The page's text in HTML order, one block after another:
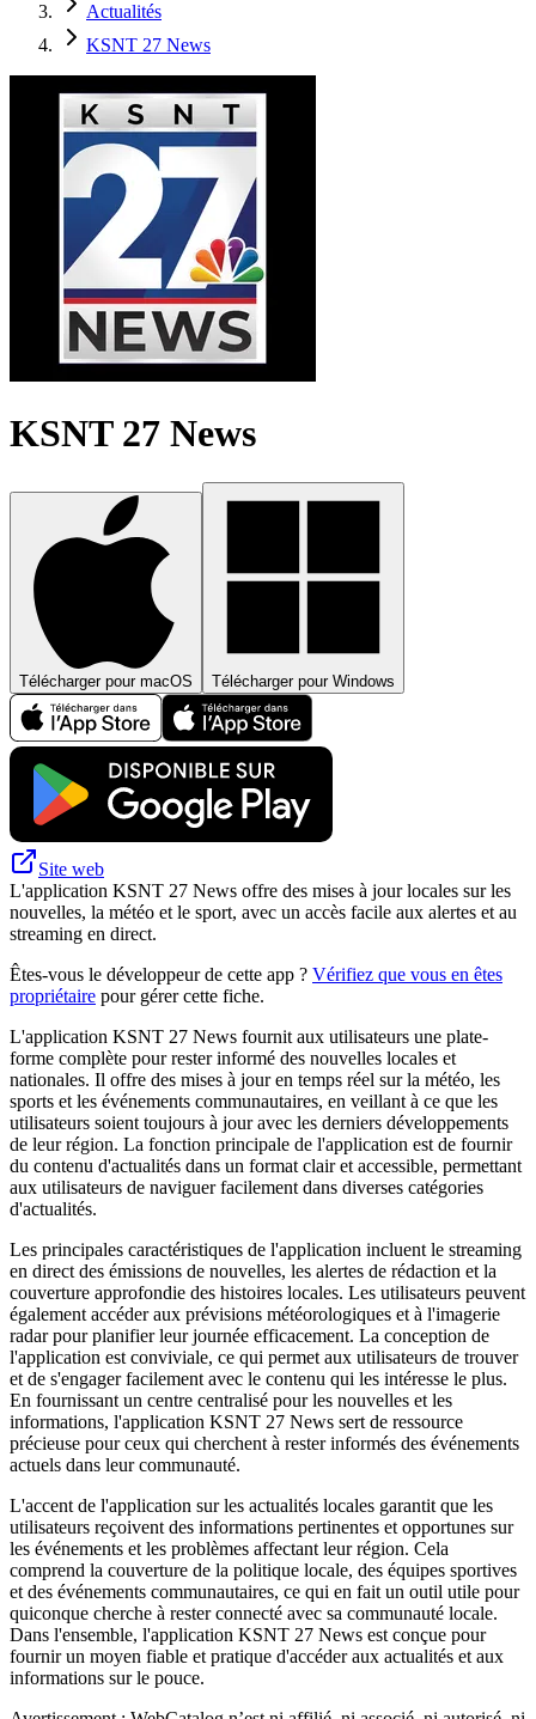
Actualités
KSNT 27 News
KSNT 27 News
Télécharger pour macOS Télécharger pour Windows
Site web
L'application KSNT 27 News offre des mises à jour locales sur les
nouvelles, la météo et le sport, avec un accès facile aux alertes et au
streaming en direct.
Êtes-vous le développeur de cette app ? Vérifiez que vous en êtes
propriétaire pour gérer cette fiche.
L'application KSNT 27 News fournit aux utilisateurs une plate-
forme complète pour rester informé des nouvelles locales et
nationales. Il offre des mises à jour en temps réel sur la météo, les
sports et les événements communautaires, en veillant à ce que les
utilisateurs soient toujours à jour avec les derniers développements
de leur région. La fonction principale de l'application est de fournir
du contenu d'actualités dans un format clair et accessible, permettant
aux utilisateurs de naviguer facilement dans diverses catégories
d'actualités.
Les principales caractéristiques de l'application incluent le streaming
en direct des émissions de nouvelles, les alertes de rédaction et la
couverture approfondie des histoires locales. Les utilisateurs peuvent
également accéder aux prévisions météorologiques et à l'imagerie
radar pour planifier leur journée efficacement. La conception de
l'application est conviviale, ce qui permet aux utilisateurs de trouver
et de s'engager facilement avec le contenu qui les intéresse le plus.
En fournissant un centre centralisé pour les nouvelles et les
informations, l'application KSNT 27 News sert de ressource
précieuse pour ceux qui cherchent à rester informés des événements
actuels dans leur communauté.
L'accent de l'application sur les actualités locales garantit que les
utilisateurs reçoivent des informations pertinentes et opportunes sur
les événements et les problèmes affectant leur région. Cela
comprend la couverture de la politique locale, des équipes sportives
et des événements communautaires, ce qui en fait un outil utile pour
quiconque cherche à rester connecté avec sa communauté locale.
Dans l'ensemble, l'application KSNT 27 News est conçue pour
fournir un moyen fiable et pratique d'accéder aux actualités et aux
informations sur le pouce.